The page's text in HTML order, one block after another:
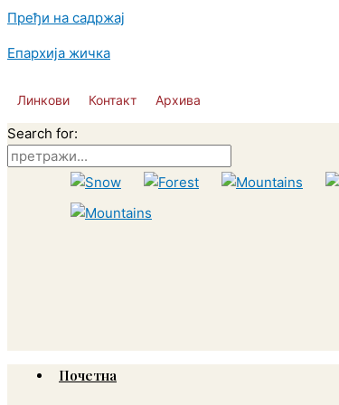
Пређи на садржај
Епархија жичка
Линкови Контакт Архива
Search for:
Почетна